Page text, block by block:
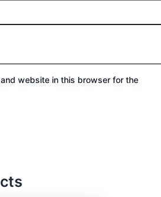
website in this browser for the